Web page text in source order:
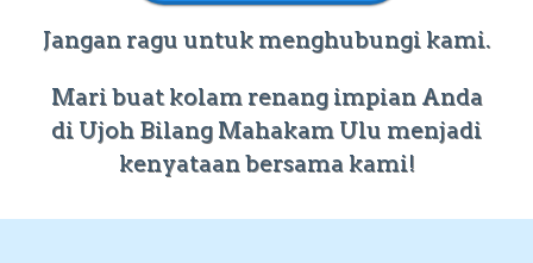
Jangan ragu untuk menghubungi kami.
Mari buat kolam renang impian Anda
di Ujoh Bilang Mahakam Ulu menjadi
kenyataan bersama kami!